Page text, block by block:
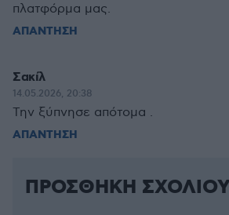
πλατφόρμα μας.
ΑΠΑΝΤΗΣΗ
Σακίλ
14.05.2026, 20:38
Την ξύπνησε απότομα .
ΑΠΑΝΤΗΣΗ
ΠΡΟΣΘΗΚΗ ΣΧΟΛΙΟΥ